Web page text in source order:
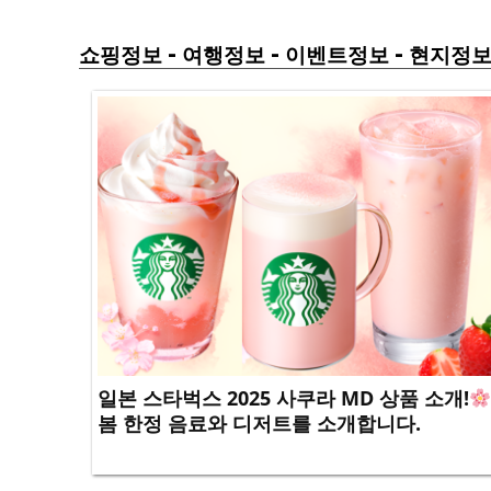
쇼핑정보 - 여행정보 - 이벤트정보 - 현지정보
일본 스타벅스 2025 사쿠라 MD 상품 소개!
봄 한정 음료와 디저트를 소개합니다.